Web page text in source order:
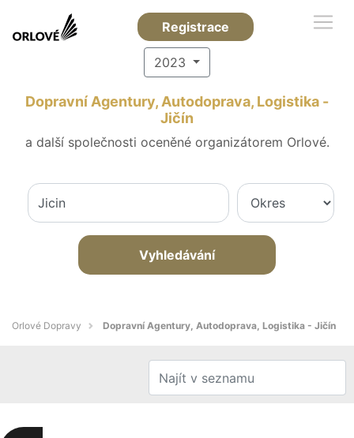
Registrace
2023
Dopravní Agentury, Autodoprava, Logistika -
Jičín
a další společnosti oceněné organizátorem Orlové.
Vyhledávání
Orlové Dopravy Dopravní Agentury, Autodoprava, Logistika - Jičín